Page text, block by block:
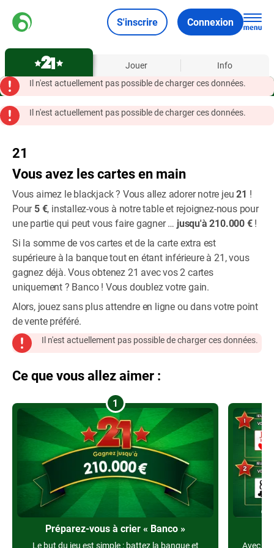
S'inscrire Connexion
À propos Jouer
Info
Il n'est actuellement pas possible de charger ces données.
Il n'est actuellement pas possible de charger ces données.
21
Vous avez les cartes en main
Vous aimez le blackjack ? Vous allez adorer notre jeu21 !
Pour5 €, installez-vous à notre table et rejoignez-nous pour
une partie qui peut vous faire gagner … jusqu'à 210.000 €!
Si la somme de vos cartes et de la carte extra est
supérieure à la banque tout en étant inférieure à 21, vous
gagnez déjà. Vous obtenez 21 avec vos 2 cartes
uniquement ? Banco ! Vous doublez votre gain.
Alors, jouez sans plus attendre en ligne ou dans votre point
de vente préféré.
Il n'est actuellement pas possible de charger ces données.
Ce que vous allez aimer :
1
Préparez-vous à crier « Banco »
Le but du jeu est simple : battez la banque et
Avec